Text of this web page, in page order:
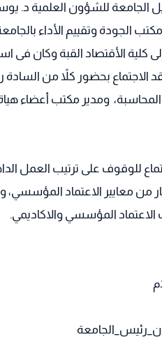
الجامعة للشؤون العلمية د.
الجودة وتقييم الأداء
إلى كلية الأقتصاد القبة وكان فى
الاجتماع بحضور كلاً من السادة
ومدير مكتب أعضاء هياة
للوقوف على ترتيب العمل
من معايير الاعتماد المؤسسي،
الاعتماد المؤسسي والاكاديمي.